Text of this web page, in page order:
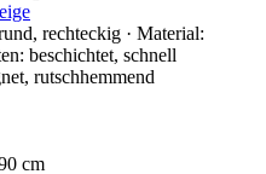
rechteckig · Material:
beschichtet, schnell
rutschhemmend